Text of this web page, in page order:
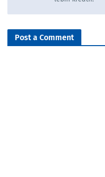
Post a Comment